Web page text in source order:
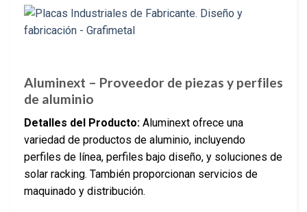
Aluminext – Proveedor de piezas y perfiles
de aluminio
Detalles del Producto: Aluminext ofrece una
variedad de productos de aluminio, incluyendo
perfiles de línea, perfiles bajo diseño, y soluciones de
solar racking. También proporcionan servicios de
maquinado y distribución.